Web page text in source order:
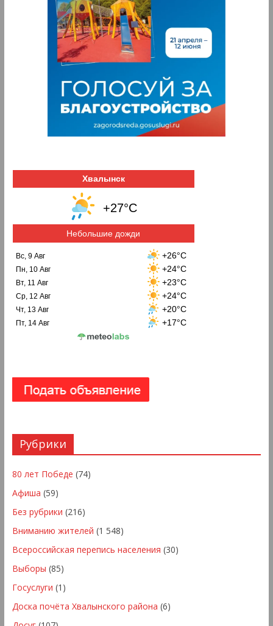
Хвалынск
+27°C
Небольшие дожди
Вс, 9 Авг +26°C
Пн, 10 Авг +24°C
Вт, 11 Авг +23°C
Ср, 12 Авг +24°C
Чт, 13 Авг +20°C
Пт, 14 Авг +17°C
Рубрики
80 лет Победе (74)
Афиша (59)
Без рубрики (216)
Вниманию жителей (1 548)
Всероссийская перепись населения (30)
Выборы (85)
Госуслуги (1)
Доска почёта Хвалынского района (6)